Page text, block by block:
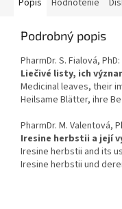
Popis Hodnotenie
Podrobný popis
PharmDr. S. Fialová, PhD:
Liečivé listy, ich
Medicinal leaves, their
Heilsame Blätter, ihre
PharmDr. M. Valentová,
Iresine herbstii a její
Iresine herbstii and its
Iresine herbstii und